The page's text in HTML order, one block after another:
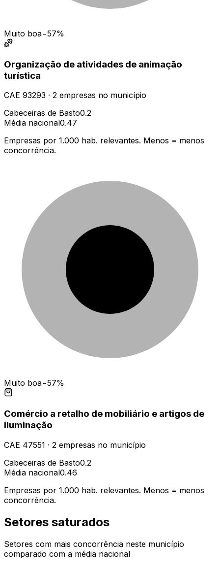
Muito boa−57%
Organização de atividades de animação
turística
CAE 93293 · 2 empresas no município
Cabeceiras de Basto0.2
Média nacional0.47
Empresas por 1.000 hab. relevantes. Menos = menos
concorrência.
Muito boa−57%
Comércio a retalho de mobiliário e artigos de
iluminação
CAE 47551 · 2 empresas no município
Cabeceiras de Basto0.2
Média nacional0.46
Empresas por 1.000 hab. relevantes. Menos = menos
concorrência.
Setores saturados
Setores com mais concorrência neste município
comparado com a média nacional